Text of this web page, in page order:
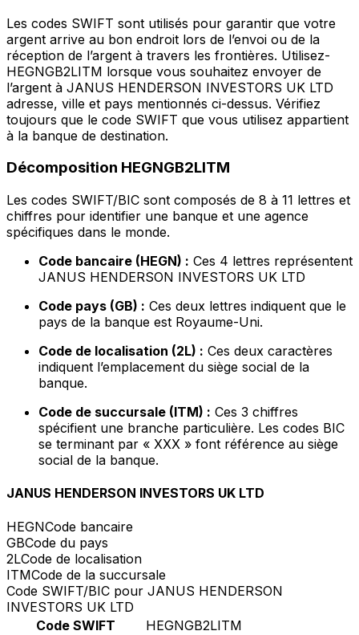
Les codes SWIFT sont utilisés pour garantir que votre
argent arrive au bon endroit lors de l’envoi ou de la
réception de l’argent à travers les frontières. Utilisez-
HEGNGB2LITM lorsque vous souhaitez envoyer de
l’argent à JANUS HENDERSON INVESTORS UK LTD
adresse, ville et pays mentionnés ci-dessus. Vérifiez
toujours que le code SWIFT que vous utilisez appartient
à la banque de destination.
Décomposition HEGNGB2LITM
Les codes SWIFT/BIC sont composés de 8 à 11 lettres et
chiffres pour identifier une banque et une agence
spécifiques dans le monde.
Code bancaire (HEGN) : Ces 4 lettres représentent
JANUS HENDERSON INVESTORS UK LTD
Code pays (GB) : Ces deux lettres indiquent que le
pays de la banque est Royaume-Uni.
Code de localisation (2L) : Ces deux caractères
indiquent l’emplacement du siège social de la
banque.
Code de succursale (ITM) : Ces 3 chiffres
spécifient une branche particulière. Les codes BIC
se terminant par « XXX » font référence au siège
social de la banque.
JANUS HENDERSON INVESTORS UK LTD
HEGNCode bancaire
GBCode du pays
2LCode de localisation
ITMCode de la succursale
Code SWIFT/BIC pour JANUS HENDERSON
INVESTORS UK LTD
Code SWIFT
HEGNGB2LITM